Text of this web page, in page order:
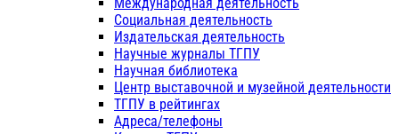
Международная деятельность
Социальная деятельность
Издательская деятельность
Научные журналы ТГПУ
Научная библиотека
Центр выставочной и музейной деятельности
ТГПУ в рейтингах
Адреса/телефоны